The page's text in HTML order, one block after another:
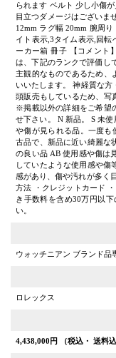
られます ベルト 少し小傷
目立つダメージはございま
12mm ラグ幅 20mm 腕周
イト表示,3タイム表示,回転
ーカー箱 冊子 【コメント
は、下記のランクで評価し
主観的なものであるため、
いいたします。 神経質な
頭販売もしているため、写
※掲載以外の詳細をご希望
せ下さい。 N 新品。 S 未
や傷が見られる品。一度も
古品で、新品に近い綺麗な
の良い品 AB 使用感や傷は
していたような使用感や傷
感があり、傷や汚れが多く
方法 ・クレジットカード
き手数料を含め30万円以
い。
ウォッチニアン ブランド品
ロレックス
4,438,000 円 （税込・ 送料込